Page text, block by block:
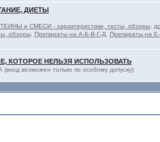
ДИЕТЫ
и СМЕСИ - характеристики, тесты, обзоры,
обзоры, Препараты на А-Б-В-Г-Д
Препараты на
КОТОРОЕ НЕЛЬЗЯ ИСПОЛЬЗОВАТЬ
возможен только по особому допуску)